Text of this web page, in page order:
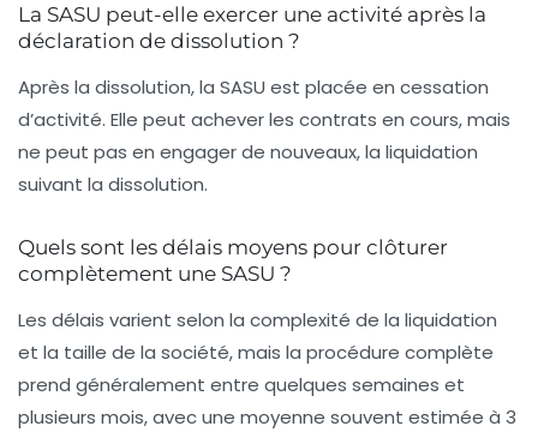
La SASU peut-elle exercer une activité après la
déclaration de dissolution ?
Après la dissolution, la SASU est placée en cessation
d’activité. Elle peut achever les contrats en cours, mais
ne peut pas en engager de nouveaux, la liquidation
suivant la dissolution.
Quels sont les délais moyens pour clôturer
complètement une SASU ?
Les délais varient selon la complexité de la liquidation
et la taille de la société, mais la procédure complète
prend généralement entre quelques semaines et
plusieurs mois, avec une moyenne souvent estimée à 3